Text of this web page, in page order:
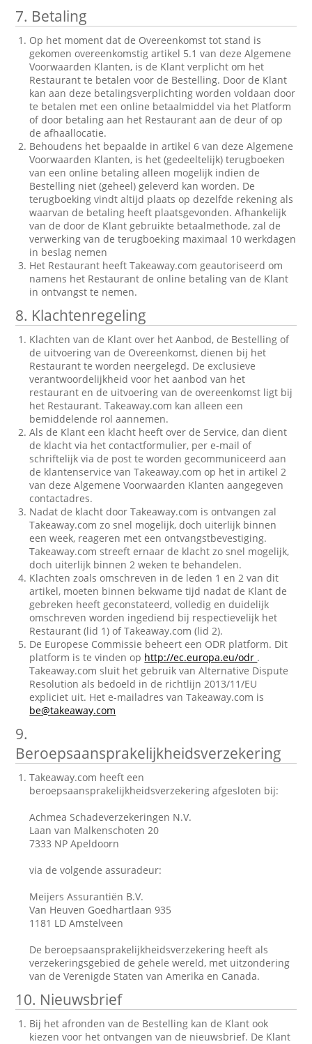
7. Betaling
Op het moment dat de Overeenkomst tot stand is
gekomen overeenkomstig artikel 5.1 van deze Algemene
Voorwaarden Klanten, is de Klant verplicht om het
Restaurant te betalen voor de Bestelling. Door de Klant
kan aan deze betalingsverplichting worden voldaan door
te betalen met een online betaalmiddel via het Platform
of door betaling aan het Restaurant aan de deur of op
de afhaallocatie.
Behoudens het bepaalde in artikel 6 van deze Algemene
Voorwaarden Klanten, is het (gedeeltelijk) terugboeken
van een online betaling alleen mogelijk indien de
Bestelling niet (geheel) geleverd kan worden. De
terugboeking vindt altijd plaats op dezelfde rekening als
waarvan de betaling heeft plaatsgevonden. Afhankelijk
van de door de Klant gebruikte betaalmethode, zal de
verwerking van de terugboeking maximaal 10 werkdagen
in beslag nemen
Het Restaurant heeft Takeaway.com geautoriseerd om
namens het Restaurant de online betaling van de Klant
in ontvangst te nemen.
8. Klachtenregeling
Klachten van de Klant over het Aanbod, de Bestelling of
de uitvoering van de Overeenkomst, dienen bij het
Restaurant te worden neergelegd. De exclusieve
verantwoordelijkheid voor het aanbod van het
restaurant en de uitvoering van de overeenkomst ligt bij
het Restaurant. Takeaway.com kan alleen een
bemiddelende rol aannemen.
Als de Klant een klacht heeft over de Service, dan dient
de klacht via het contactformulier, per e-mail of
schriftelijk via de post te worden gecommuniceerd aan
de klantenservice van Takeaway.com op het in artikel 2
van deze Algemene Voorwaarden Klanten aangegeven
contactadres.
Nadat de klacht door Takeaway.com is ontvangen zal
Takeaway.com zo snel mogelijk, doch uiterlijk binnen
een week, reageren met een ontvangstbevestiging.
Takeaway.com streeft ernaar de klacht zo snel mogelijk,
doch uiterlijk binnen 2 weken te behandelen.
Klachten zoals omschreven in de leden 1 en 2 van dit
artikel, moeten binnen bekwame tijd nadat de Klant de
gebreken heeft geconstateerd, volledig en duidelijk
omschreven worden ingediend bij respectievelijk het
Restaurant (lid 1) of Takeaway.com (lid 2).
De Europese Commissie beheert een ODR platform. Dit
platform is te vinden op http://ec.europa.eu/odr .
Takeaway.com sluit het gebruik van Alternative Dispute
Resolution als bedoeld in de richtlijn 2013/11/EU
expliciet uit. Het e-mailadres van Takeaway.com is
be@takeaway.com
9.
Beroepsaansprakelijkheidsverzekering
Takeaway.com heeft een
beroepsaansprakelijkheidsverzekering afgesloten bij:
Achmea Schadeverzekeringen N.V.
Laan van Malkenschoten 20
7333 NP Apeldoorn
via de volgende assuradeur:
Meijers Assurantiën B.V.
Van Heuven Goedhartlaan 935
1181 LD Amstelveen
De beroepsaansprakelijkheidsverzekering heeft als
verzekeringsgebied de gehele wereld, met uitzondering
van de Verenigde Staten van Amerika en Canada.
10. Nieuwsbrief
Bij het afronden van de Bestelling kan de Klant ook
kiezen voor het ontvangen van de nieuwsbrief. De Klant